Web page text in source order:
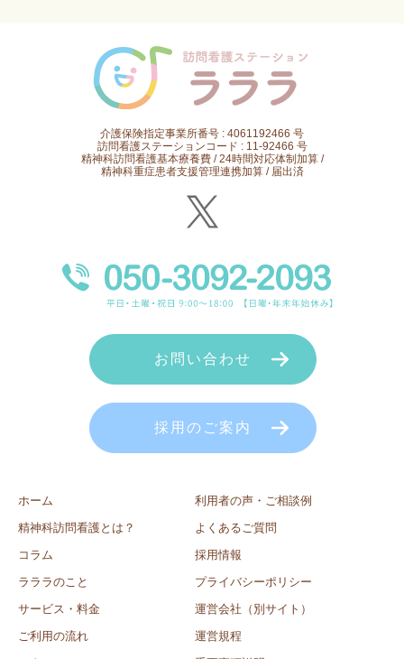
介護保険指定事業所番号 : 4061192466 号
訪問看護ステーションコード : 11-92466 号
精神科訪問看護基本療養費 / 24時間対応体制加算 /
精神科重症患者支援管理連携加算 / 届出済
ホーム
精神科訪問看護とは？
コラム
ラララのこと
サービス・料金
ご利用の流れ
利用者の声・ご相談例
よくあるご質問
採用情報
プライバシーポリシー
運営会社（別サイト）
運営規程
お問い合わせ
採用のご案内